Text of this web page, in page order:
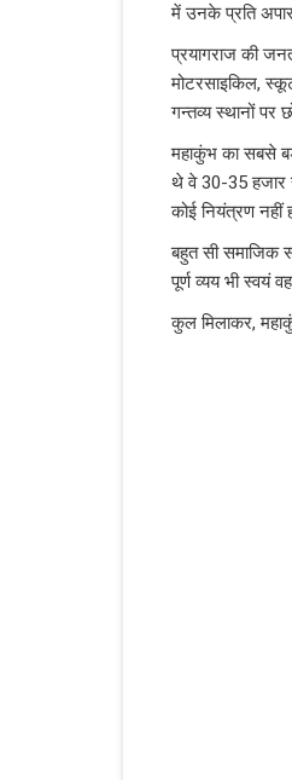
में उनके प्रति अपार
प्रयागराज की
मोटरसाइकिल,
गन्तव्य स्थानों पर
महाकुंभ का सबसे
थे वे 30-35 हजार
कोई नियंत्रण नहीं
बहुत सी समाजिक
पूर्ण व्यय भी स्वयं
कुल मिलाकर,